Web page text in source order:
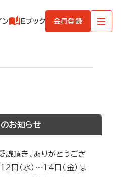
ン Eブック 会員登録
お知らせ
頂き、ありがとうござ
日（水）～14日（金）は